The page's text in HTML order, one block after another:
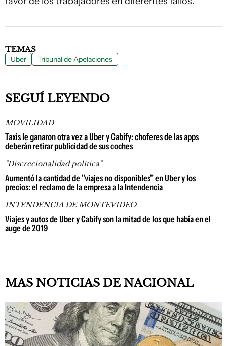
TEMAS
Uber Tribunal de Apelaciones
SEGUÍ LEYENDO
MOVILIDAD
Taxis le ganaron otra vez a Uber y Cabify: choferes de las apps
deberán retirar publicidad de sus coches
"Discrecionalidad política"
Aumentó la cantidad de "viajes no disponibles" en Uber y los
precios: el reclamo de la empresa a la Intendencia
INTENDENCIA DE MONTEVIDEO
Viajes y autos de Uber y Cabify son la mitad de los que había en el
auge de 2019
MAS NOTICIAS DE NACIONAL